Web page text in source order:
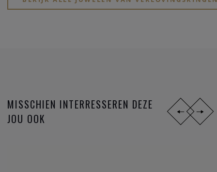
verlovingsring op maat maken.
MISSCHIEN INTERRESSEREN DEZE
JOU OOK